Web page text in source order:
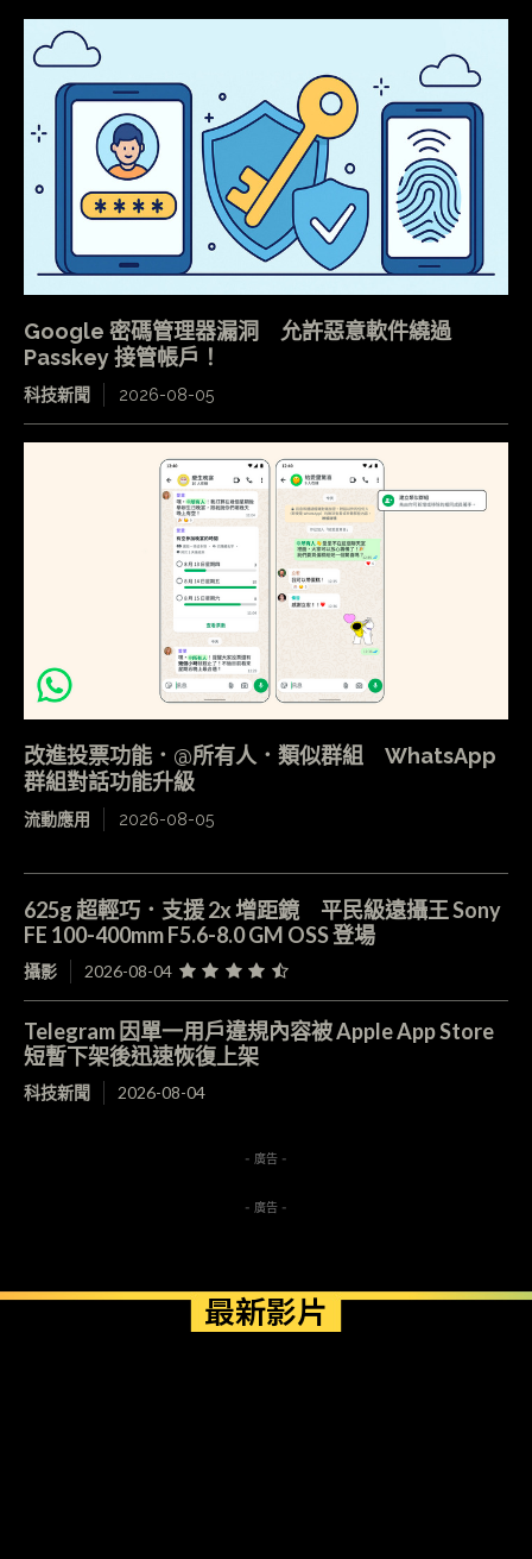
Google 密碼管理器漏洞 允許惡意軟件繞過
Passkey 接管帳戶！
科技新聞 2026-08-05
改進投票功能．@所有人．類似群組 WhatsApp
群組對話功能升級
流動應用 2026-08-05
625g 超輕巧．支援 2x 增距鏡 平民級遠攝王 Sony
FE 100-400mm F5.6-8.0 GM OSS 登場
攝影 2026-08-04
Telegram 因單一用戶違規內容被 Apple App Store
短暫下架後迅速恢復上架
科技新聞 2026-08-04
- 廣告 -
- 廣告 -
最新影片